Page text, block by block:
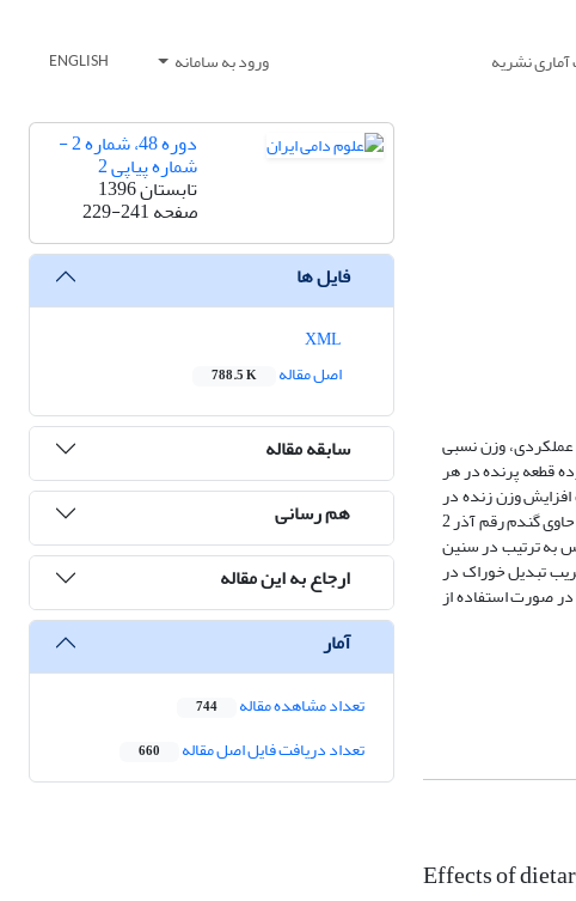
آماری نشریه ورود به سامانه ENGLISH
کربوهیدراتاز بر شاخص­های عملکردی، وزن نسبی
چهار تکرار و چهارده قطعه پرنده در هر
یا آذر2 به‌عنوان تنها منبع غلۀ جیره­ موجب افزایش وزن زنده در
سنین 11، 25 و 42 روزگی شد. خوراک مصرفی در دورۀ سنی 1 تا 11روزگی در جوجه­های تغذیه‌شده با جیرۀ حاوی گندم رقم زرین بالاتر از گروه تغذیه‌شده از جیرۀ حاوی گندم رقم آذر 2
و کاهش وزن نسبی لاشه و پانکراس به ترتیب در سنین
11، 25 و 42 روزگی، افزایش وزن در دورۀ سنی 12 تا 25 روزگی، بهبود ضریب تبدیل خوراک در
جوجه­های گوشتی در صورت استفاده از
Effects of
دوره 48، شماره 2 -
شماره پیاپی 2
تابستان 1396
صفحه229-241
فایل ها
اصل مقاله
788.5 K
سابقه مقاله
هم رسانی
ارجاع به این مقاله
آمار
تعداد مشاهده مقاله 744
تعداد دریافت فایل اصل مقاله 660